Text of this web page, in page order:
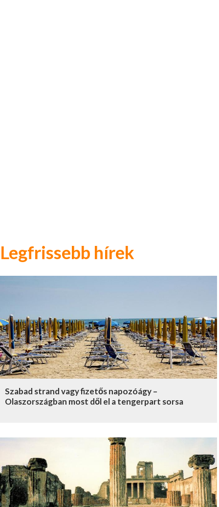
Legfrissebb hírek
Szabad strand vagy fizetős napozóágy –
Olaszországban most dől el a tengerpart sorsa